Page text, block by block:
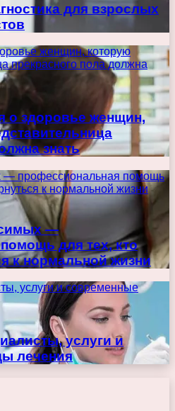
для взрослых
женщин, которую
прекрасного пола должна
о здоровье женщин,
знать
— профессиональная помощь
к нормальной жизни
—
для тех, кто
к нормальной жизни
услуги и современные
услуги и
лечения